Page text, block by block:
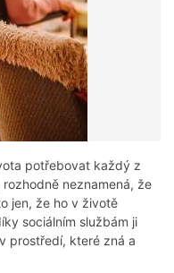
potřebovat každý z
neznamená, že
jen, že ho v životě
sociálním službám ji
prostředí, které zná a